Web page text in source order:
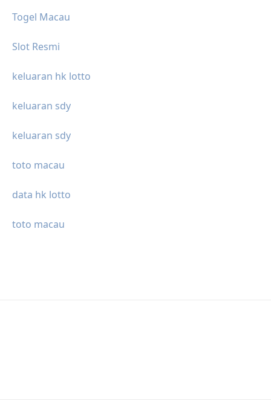
Togel Macau
Slot Resmi
keluaran hk lotto
keluaran sdy
keluaran sdy
toto macau
data hk lotto
toto macau